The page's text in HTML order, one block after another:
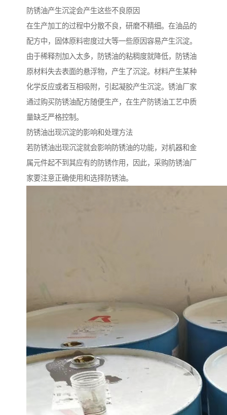
防锈油产生沉淀会产生这些不良原因
在生产加工的过程中分散不良，研磨不精细。在油品的
配方中，固体原料密度过大等一些原因容易产生沉淀。
由于稀释剂加入太多，防锈油的粘稠度就降低，防锈油
原材料失去表面的悬浮物，产生了沉淀。材料产生某种
化学反应或者互相吸附，引起凝胶产生沉淀。锈油厂家
通过购买防锈油配方随便生产，在生产防锈油工艺中质
量缺乏严格控制。
防锈油出现沉淀的影响和处理方法
若防锈油出现沉淀就会影响防锈油的功能，对机器和金
属元件起不到其应有的防锈作用，因此，采购防锈油厂
家要注意正确使用和选择防锈油。